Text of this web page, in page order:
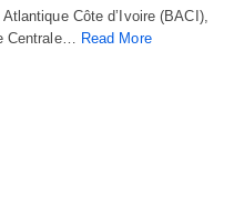
Côte d’Ivoire (BACI),
Centrale… Read More